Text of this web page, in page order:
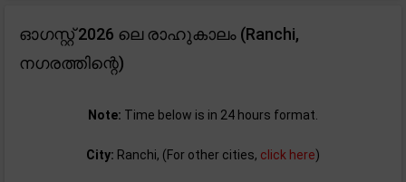
ഓഗസ്റ്റ് 2026 ലെ രാഹുകാലം (Ranchi,
നഗരത്തിന്റെ)
Note: Time below is in 24 hours format.
City: Ranchi, (For other cities, click here)